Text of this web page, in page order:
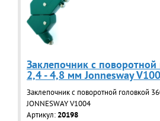
Заклепочник с
2,4 - 4,8 мм Jonnesway
Заклепочник с поворотной головкой
JONNESWAY V1004
Артикул:20198